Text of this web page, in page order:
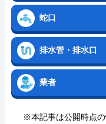
蛇口
排水管・排水口
業者
※本記事は公開時点